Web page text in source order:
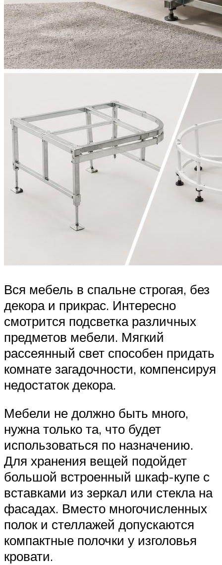
Вся мебель в спальне строгая, без
декора и прикрас. Интересно
смотрится подсветка различных
предметов мебели. Мягкий
рассеянный свет способен придать
комнате загадочности, компенсируя
недостаток декора.
Мебели не должно быть много,
нужна только та, что будет
использоваться по назначению.
Для хранения вещей подойдет
большой встроенный шкаф-купе с
вставками из зеркал или стекла на
фасадах. Вместо многочисленных
полок и стеллажей допускаются
компактные полочки у изголовья
кровати.